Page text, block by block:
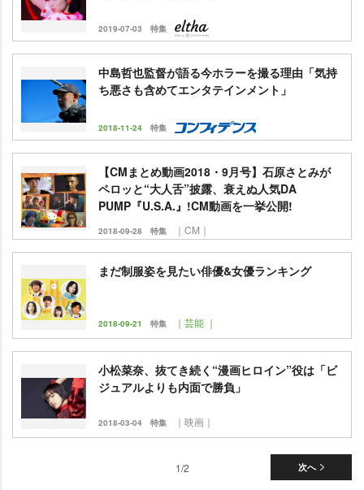
2019-07-03 特集
中島哲也監督が語る今ホラーを撮る理由「気持
ち悪さも含めてエンタテインメント」
2018-11-24 特集
【CMまとめ動画2018・9月号】石原さとみが
ペロッと“大人舌”披露、衰えぬ人気DA
PUMP『U.S.A.』!CM動画を一挙公開!
2018-09-28 特集 ｜CM｜
まだ制服姿を見たい俳優&女優ランキング
2018-09-21 特集 ｜芸能 ｜
小松菜奈、抜てき続く“漫画ヒロイン”役は「ビ
ジュアルよりも内面で勝負」
2018-03-04 特集 ｜映画｜
次へ
1/2